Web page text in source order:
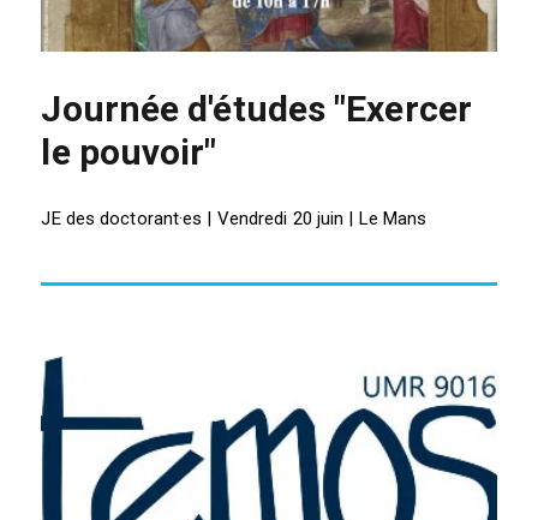
Journée d'études "Exercer
le pouvoir"
JE des doctorant·es | Vendredi 20 juin | Le Mans